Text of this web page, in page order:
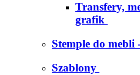
Transfery,
grafik
Stemple do
Szablony